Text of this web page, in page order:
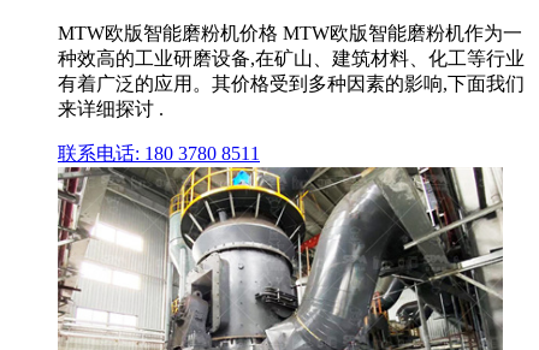
MTW欧版智能磨粉机价格 MTW欧版智能磨粉机作为一
种效高的工业研磨设备,在矿山、建筑材料、化工等行业
有着广泛的应用。其价格受到多种因素的影响,下面我们
来详细探讨 .
联系电话: 180 3780 8511